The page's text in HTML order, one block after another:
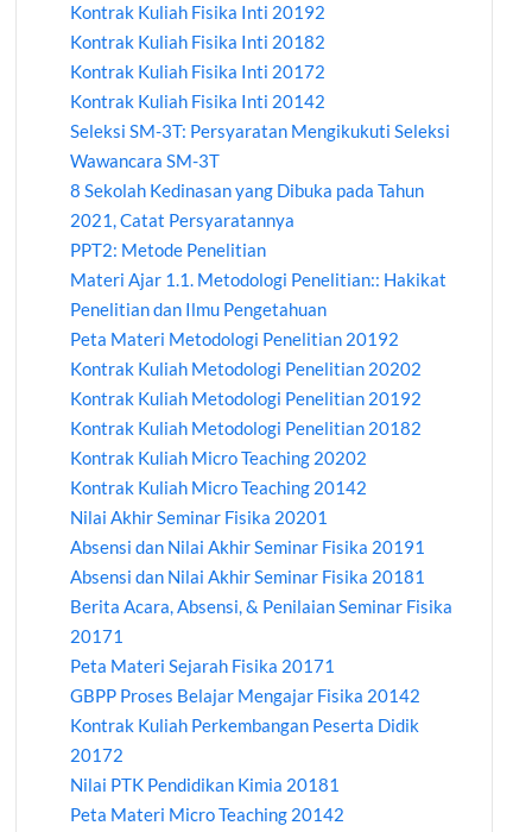
Kontrak Kuliah Fisika Inti 20192
Kontrak Kuliah Fisika Inti 20182
Kontrak Kuliah Fisika Inti 20172
Kontrak Kuliah Fisika Inti 20142
Seleksi SM-3T: Persyaratan Mengikukuti Seleksi
Wawancara SM-3T
8 Sekolah Kedinasan yang Dibuka pada Tahun
2021, Catat Persyaratannya
PPT2: Metode Penelitian
Materi Ajar 1.1. Metodologi Penelitian:: Hakikat
Penelitian dan Ilmu Pengetahuan
Peta Materi Metodologi Penelitian 20192
Kontrak Kuliah Metodologi Penelitian 20202
Kontrak Kuliah Metodologi Penelitian 20192
Kontrak Kuliah Metodologi Penelitian 20182
Kontrak Kuliah Micro Teaching 20202
Kontrak Kuliah Micro Teaching 20142
Nilai Akhir Seminar Fisika 20201
Absensi dan Nilai Akhir Seminar Fisika 20191
Absensi dan Nilai Akhir Seminar Fisika 20181
Berita Acara, Absensi, & Penilaian Seminar Fisika
20171
Peta Materi Sejarah Fisika 20171
GBPP Proses Belajar Mengajar Fisika 20142
Kontrak Kuliah Perkembangan Peserta Didik
20172
Nilai PTK Pendidikan Kimia 20181
Peta Materi Micro Teaching 20142